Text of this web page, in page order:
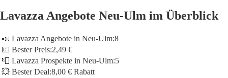
Lavazza Angebote Neu-Ulm im Überblick
📣 Lavazza Angebote in Neu-Ulm:8
💶 Bester Preis:2,49 €
📮 Lavazza Prospekte in Neu-Ulm:5
💥 Bester Deal:8,00 € Rabatt